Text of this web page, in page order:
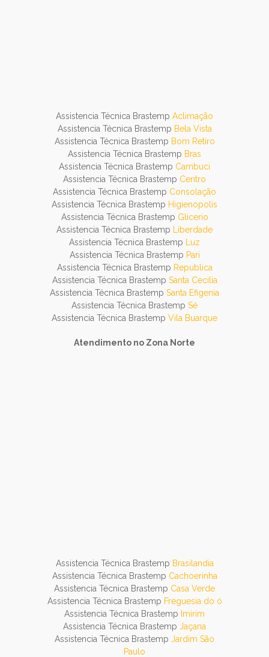
Assistencia Técnica Brastemp Aclimação
Assistencia Técnica Brastemp Bela Vista
Assistencia Técnica Brastemp Bom Retiro
Assistencia Técnica Brastemp Bras
Assistencia Técnica Brastemp Cambuci
Assistencia Técnica Brastemp Centro
Assistencia Técnica Brastemp Consolação
Assistencia Técnica Brastemp Higienopolis
Assistencia Técnica Brastemp Glicerio
Assistencia Técnica Brastemp
Liberdade
Assistencia Técnica Brastemp
Luz
Assistencia Técnica Brastemp Pari
Assistencia Técnica Brastemp Republica
Assistencia Técnica Brastemp Santa Cecilia
Assistencia Técnica Brastemp Santa Efigenia
Assistencia Técnica Brastemp Sé
Assistencia Técnica Brastemp Vila Buarque
Atendimento no Zona Norte
Assistencia Técnica Brastemp Brasilandia
Assistencia Técnica Brastemp Cachoerinha
Assistencia Técnica Brastemp Casa Verde
Assistencia Técnica Brastemp Freguesia do ó
Assistencia Técnica Brastemp Imirim
Assistencia Técnica Brastemp Jaçana
Assistencia Técnica Brastemp Jardim São
Paulo